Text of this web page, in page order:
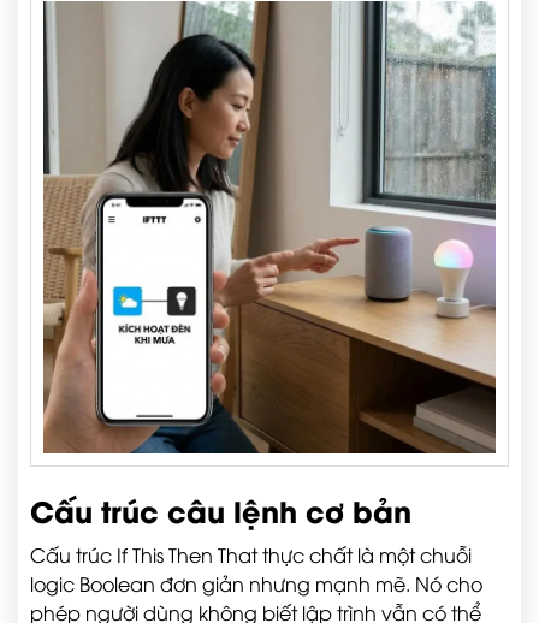
Cấu trúc câu lệnh cơ bản
Cấu trúc If This Then That thực chất là một chuỗi
logic Boolean đơn giản nhưng mạnh mẽ. Nó cho
phép người dùng không biết lập trình vẫn có thể